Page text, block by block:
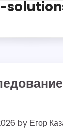
by Егор